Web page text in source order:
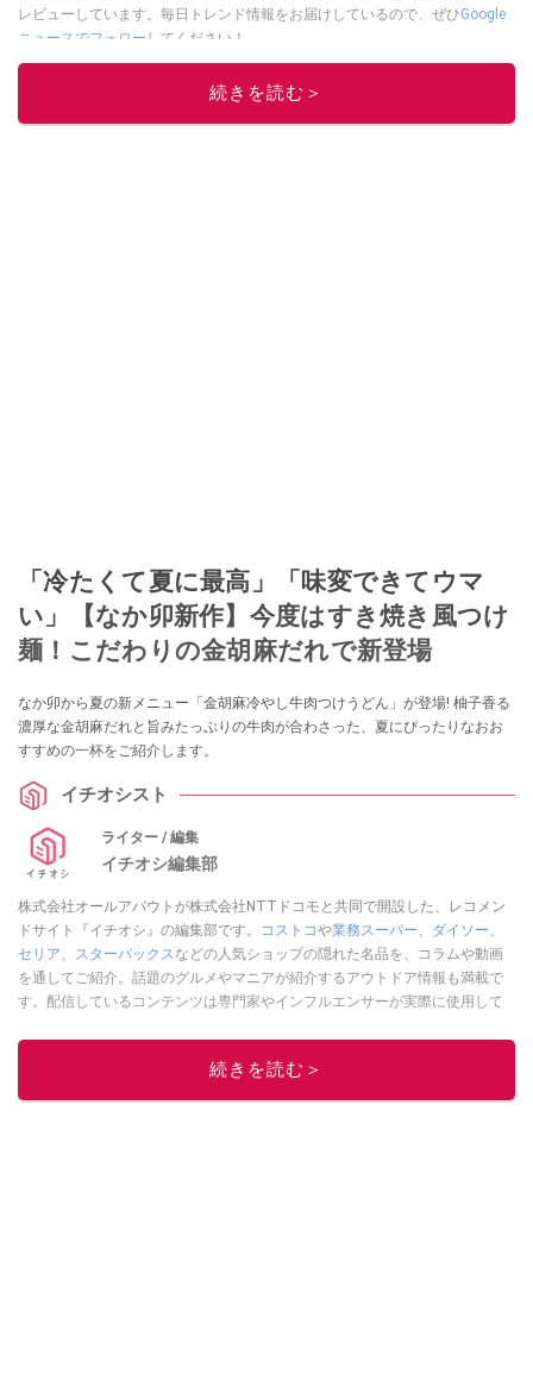
レビューしています。毎日トレンド情報をお届けしているので、ぜひGoogle
ニュースでフォロー してください！
続きを読む＞
「冷たくて夏に最高」「味変できてウマ
い」【なか卯新作】今度はすき焼き風つけ
麺！こだわりの金胡麻だれで新登場
なか卯から夏の新メニュー「金胡麻冷やし牛肉つけうどん」が登場! 柚子香る
濃厚な金胡麻だれと旨みたっぷりの牛肉が合わさった、夏にぴったりなおお
すすめの一杯をご紹介します。
イチオシスト
ライター / 編集
イチオシ編集部
株式会社オールアバウトが株式会社NTTドコモと共同で開設した、レコメン
ドサイト『イチオシ』の編集部です。
コストコや業務スーパー ダイソー
セリア
スターバックス などの人気ショップの隠れた名品を、コラムや動画
を通してご紹介。話題のグルメやマニアが紹介するアウトドア情報も満載で
す。配信しているコンテンツは専門家やインフルエンサーが実際に使用して
ニュースでフォロー
続きを読む＞